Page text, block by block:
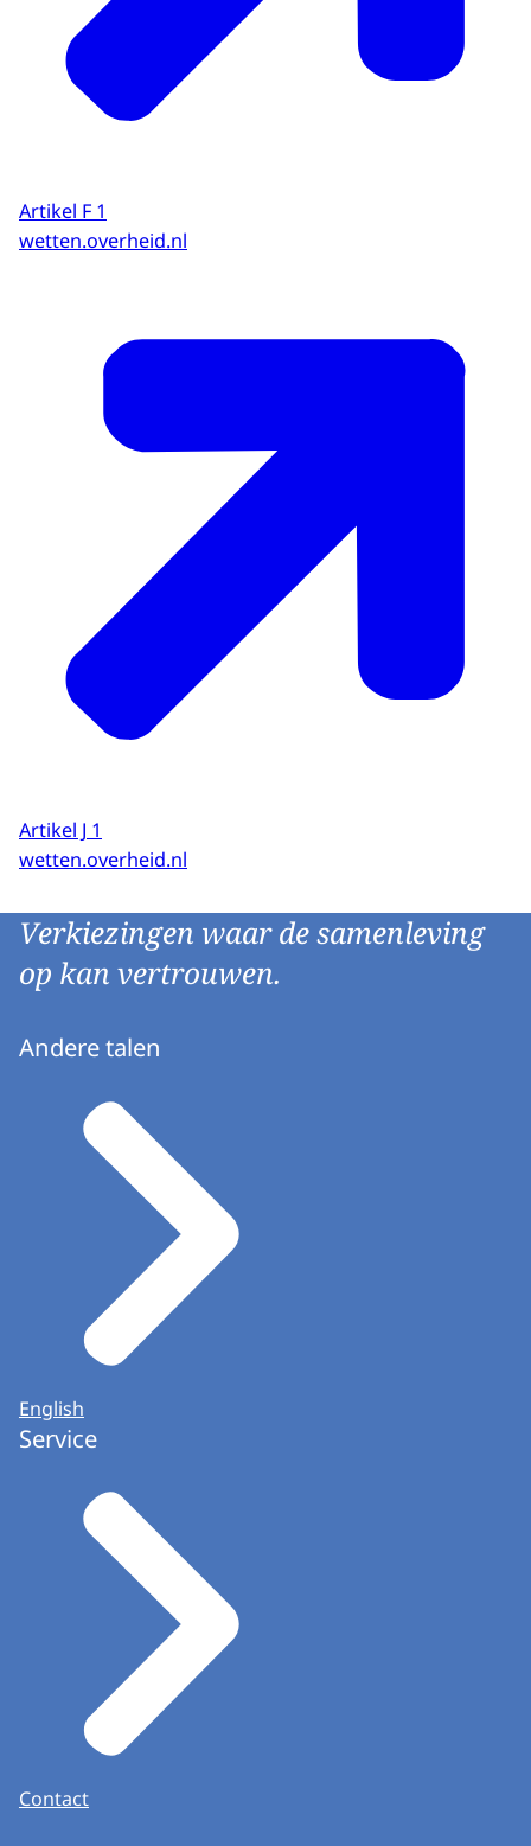
Artikel F 1
wetten.overheid.nl
Artikel J 1
wetten.overheid.nl
Verkiezingen waar de samenleving
op kan vertrouwen.
Andere talen
English
Service
Contact